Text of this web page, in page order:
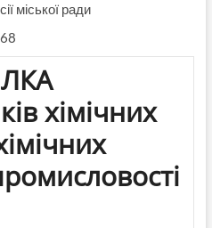
міської ради
хімічних